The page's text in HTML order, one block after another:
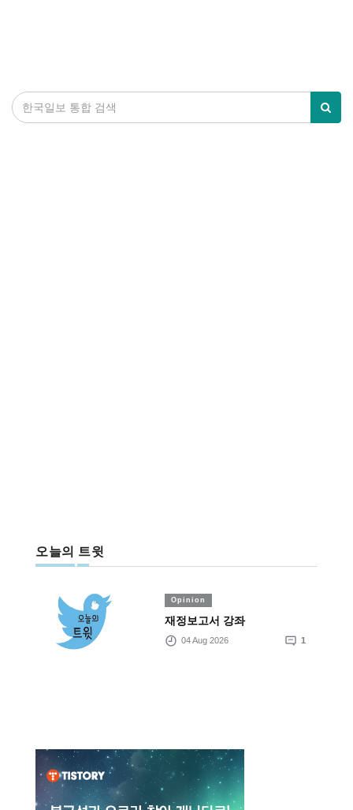
오늘의 트윗
Opinion
재정보고서 강좌
04 Aug 2026 1